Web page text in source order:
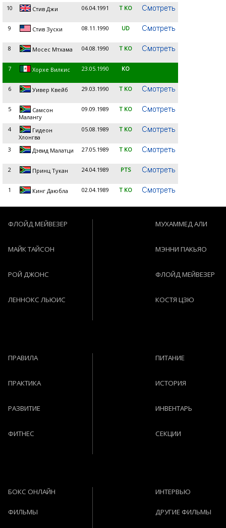
10 Стив Джи 06.04.1991 T KO
9 Стив Зуски 08.11.1990 UD
8 Мосес Мтхама 04.08.1990 T KO
7 Хорхе Вилкис 23.05.1990 KO
6 Уивер Квейб 29.03.1990 T KO
5
Самсон
Малангу
09.09.1989 T KO
4
Гидеон
Хлонгва
05.08.1989 T KO
3 Дэвид Малатци 27.05.1989 T KO
2 Принц Тукан 24.04.1989 PTS
1 Кинг Даюбла 02.04.1989 T KO
ФЛОЙД МЕЙВЕЗЕР
МАЙК ТАЙСОН
РОЙ ДЖОНС
ЛЕННОКС ЛЬЮИС
МУХАММЕД АЛИ
МЭННИ ПАКЬЯО
ФЛОЙД МЕЙВЕЗЕР
КОСТЯ ЦЗЮ
ПРАВИЛА
ПРАКТИКА
РАЗВИТИЕ
ФИТНЕС
ПИТАНИЕ
ИСТОРИЯ
ИНВЕНТАРЬ
СЕКЦИИ
БОКС ОНЛАЙН
ФИЛЬМЫ
ИНТЕРВЬЮ
ДРУГИЕ ФИЛЬМЫ